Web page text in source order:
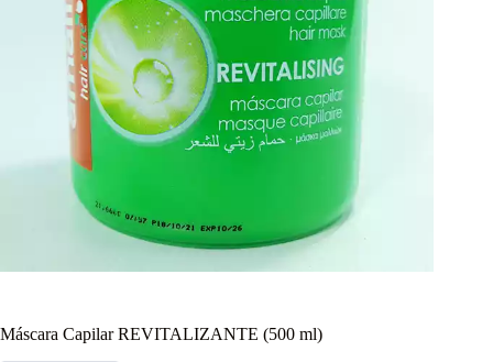
Máscara Capilar REVITALIZANTE (500 ml)